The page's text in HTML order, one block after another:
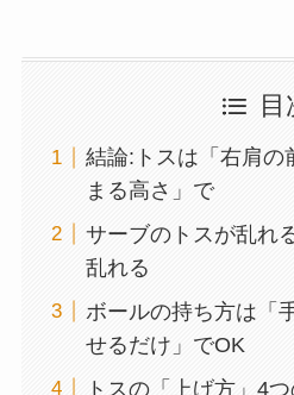
目
結論:トスは「右肩の
まる高さ」で
サーブのトスが乱れ
乱れる
ボールの持ち方は「
せるだけ」でOK
トスの「上げ方」4